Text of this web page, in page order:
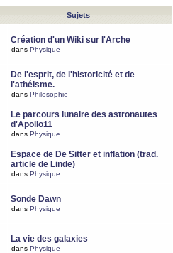
Sujets
Création d'un Wiki sur l'Arche
dans Physique
De l'esprit, de l'historicité et de
l'athéisme.
dans Philosophie
Le parcours lunaire des astronautes
d'Apollo11
dans Physique
Espace de De Sitter et inflation (trad.
article de Linde)
dans Physique
Sonde Dawn
dans Physique
La vie des galaxies
dans Physique